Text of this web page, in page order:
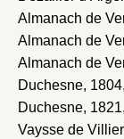
Almanach de
Almanach de
Almanach de
Duchesne, 1804
Duchesne, 1821
Vaysse de